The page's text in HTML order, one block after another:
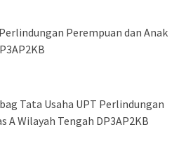
Perempuan dan Anak
Tata Usaha UPT Perlindungan
A Wilayah Tengah DP3AP2KB